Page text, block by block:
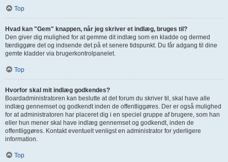
Top
Hvad kan "Gem" knappen, når jeg skriver et indlæg, bruges til?
Den giver dig mulighed for at gemme dit indlæg som en kladde og dermed
færdiggøre det og indsende det på et senere tidspunkt. Du får adgang til dine
gemte kladder via brugerkontrolpanelet.
Top
Hvorfor skal mit indlæg godkendes?
Boardadministratoren kan beslutte at det forum du skriver til, skal have alle
indlæg gennemset og godkendt inden de offentliggøres. Der er også mulighed
for at administratoren har placeret dig i en speciel gruppe af brugere, som han
eller hun mener skal have indlæg gennemset og godkendt, inden de
offentliggøres. Kontakt eventuelt venligst en administrator for yderligere
information.
Top